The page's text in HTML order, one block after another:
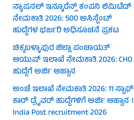
ನ್ಯಾಷನಲ್ ಇನ್ಶೂರೆನ್ಸ್ ಕಂಪನಿ ಲಿಮಿಟೆಡ್
ನೇಮಕಾತಿ 2026: 500 ಅಸಿಸ್ಟೆಂಟ್
ಹುದ್ದೆಗಳ ಭರ್ಜರಿ ಅಧಿಸೂಚನೆ ಪ್ರಕಟ
ಚಿಕ್ಕಬಳ್ಳಾಪುರ ಜಿಲ್ಲಾ ಪಂಚಾಯತ್
ಆಯುಷ್ ಇಲಾಖೆ ನೇಮಕಾತಿ 2026: CHO
ಹುದ್ದೆಗೆ ಅರ್ಜಿ ಆಹ್ವಾನ
ಅಂಚೆ ಇಲಾಖೆ ನೇಮಕಾತಿ 2026: 11 ಸ್ಟಾಫ್
ಕಾರ್ ಡ್ರೈವರ್ ಹುದ್ದೆಗಳಿಗೆ ಅರ್ಜಿ ಆಹ್ವಾನ ।
India Post recruitment 2026